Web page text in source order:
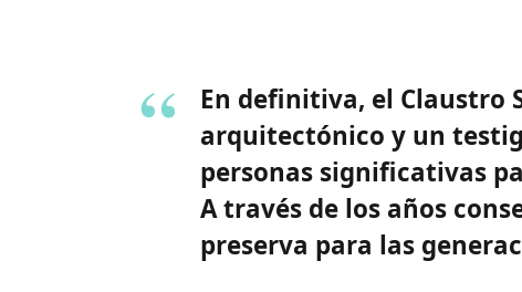
En definitiva, el Claustro
arquitectónico y un
personas significativas
A través de los años
preserva para las